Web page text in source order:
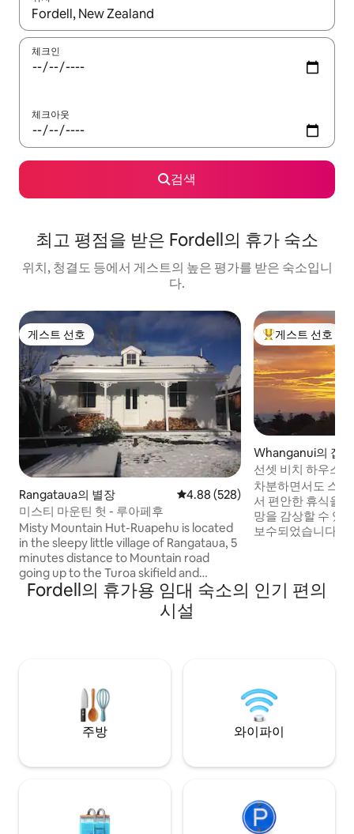
결과가 나오면 위·아래 화살표 키를 사용하거나 터치 또는 스와이
체크인
체크아웃
검색
최고 평점을 받은 Fordell의 휴가 숙소
위치, 청결도 등에서 게스트의 높은 평가를 받은 숙소입니
다.
게스트 선호
게스트 선호
Rangataua의 별장 평점 4.88점(5점 만점), 후기 528
4.88 (528)
미스티 마운틴 헛 - 루아페후
Misty Mountain Hut-Ruapehu is located
in the sleepy little village of Rangataua, 5
minutes distance to Mountain road
going up to the Turoa skifield and
Ohakune. 1베드룸 콜로니얼 양식의 저택은
아름다운 산의 전망을 자랑합니다. 무제한
와이파이와 장작과 열 펌프가 있는 새로운
(Misty Mountain Hut) 은 청소비로 시간당
40달러를 지불하여 현지 직원을 지원합니
상위 게스트 선호
게스트 선호
Whanganui의 집
선셋 비치 하우스
차분하면서도 스
서 편안한 휴식을
망을 감상할 수 있
보수되었습니다.
도보로 7분 거리에
Fordell의 휴가용 임대 숙소의 인기 편의
시설
주방 와이파이